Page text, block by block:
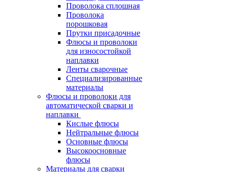
Проволока сплошная
Проволока
порошковая
Прутки присадочные
Флюсы и проволоки
для износостойкой
наплавки
Ленты сварочные
Специализированные
материалы
Флюсы и проволоки для
автоматической сварки и
наплавки
Кислые флюсы
Нейтральные флюсы
Основные флюсы
Высокоосновные
флюсы
Материалы для сварки